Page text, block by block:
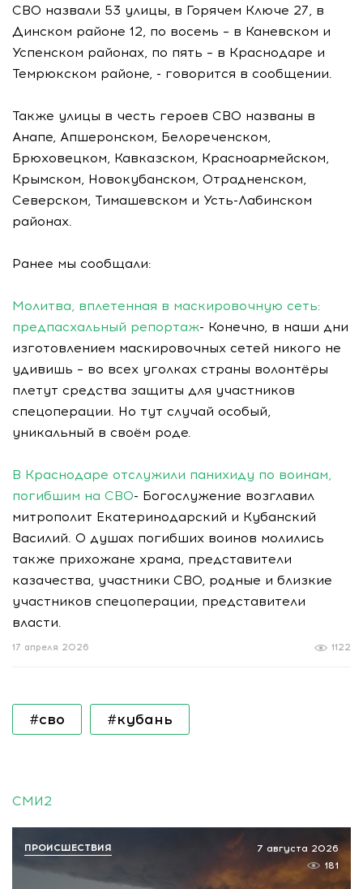
СВО назвали 53 улицы, в Горячем Ключе 27, в
Динском районе 12, по восемь – в Каневском и
Успенском районах, по пять – в Краснодаре и
Темрюкском районе, - говорится в сообщении.
Также улицы в честь героев СВО названы в
Анапе, Апшеронском, Белореченском,
Брюховецком, Кавказском, Красноармейском,
Крымском, Новокубанском, Отрадненском,
Северском, Тимашевском и Усть-Лабинском
районах.
Ранее мы сообщали:
Молитва, вплетенная в маскировочную сеть:
предпасхальный репортаж- Конечно, в наши дни
изготовлением маскировочных сетей никого не
удивишь – во всех уголках страны волонтёры
плетут средства защиты для участников
спецоперации. Но тут случай особый,
уникальный в своём роде.
В Краснодаре отслужили панихиду по воинам,
погибшим на СВО- Богослужение возглавил
митрополит Екатеринодарский и Кубанский
Василий. О душах погибших воинов молились
также прихожане храма, представители
казачества, участники СВО, родные и близкие
участников спецоперации, представители
власти.
1122
17 апреля 2026
#сво #кубань
СМИ2
7 августа 2026
181
ПРОИСШЕСТВИЯ